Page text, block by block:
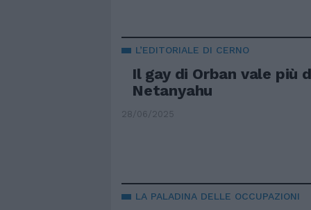
L’EDITORIALE DI CERNO
Il gay di Orban vale più
Netanyahu
28/06/2025
LA PALADINA DELLE OCCUPAZIONI